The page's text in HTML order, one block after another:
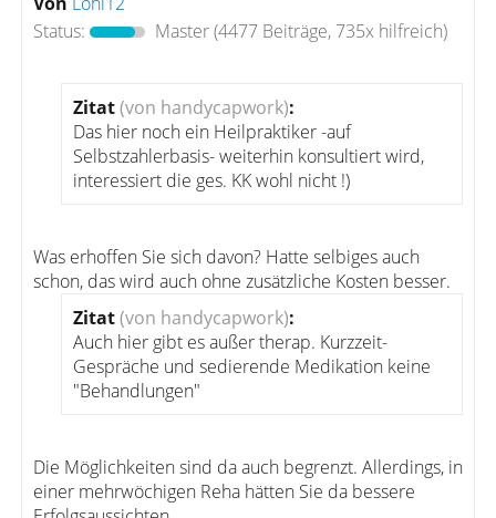
Status:
Master(4477 Beiträge, 735x hilfreich)
Zitat(von handycapwork):
Das hier noch ein Heilpraktiker -auf
Selbstzahlerbasis- weiterhin konsultiert wird,
interessiert die ges. KK wohl nicht !)
Was erhoffen Sie sich davon? Hatte selbiges auch
schon, das wird auch ohne zusätzliche Kosten besser.
Zitat(von handycapwork):
Auch hier gibt es außer therap. Kurzzeit-
Gespräche und sedierende Medikation keine
"Behandlungen"
Die Möglichkeiten sind da auch begrenzt. Allerdings, in
einer mehrwöchigen Reha hätten Sie da bessere